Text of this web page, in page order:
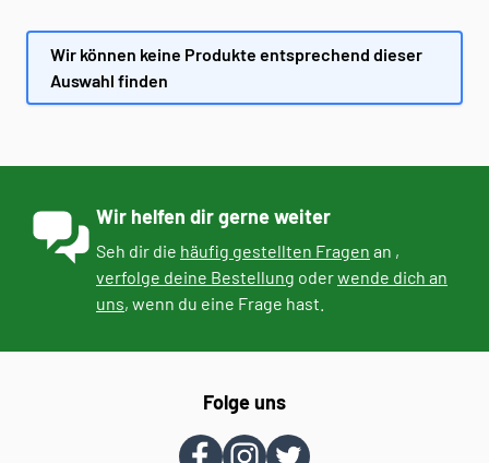
Wir können keine Produkte entsprechend dieser
Auswahl finden
Wir helfen dir gerne weiter
Seh dir die häufig gestellten Fragen an ,
verfolge deine Bestellung oderwende dich an
uns, wenn du eine Frage hast.
Folge uns